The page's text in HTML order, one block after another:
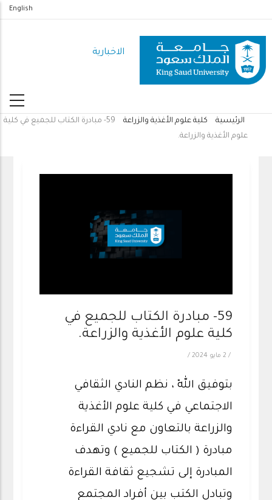
المحتوى
الرئيسي
English
الاخبارية
مسار
الرئيسية كلية علوم الأغذية والزراعة
59- مبادرة الكتاب للجميع في كلية
علوم الأغذية والزراعة.
59- مبادرة الكتاب للجميع في
كلية علوم الأغذية والزراعة.
/ 2 مايو 2024 /
بتوفيق اللهْ ، نظم النادي الثقافي
الاجتماعي في كلية علوم الأغذية
والزراعة بالتعاون مع نادي القراءة
مبادرة ( الكتاب للجميع ) وتهدف
المبادرة إلى تشجيع ثقافة القراءة
وتبادل الكتب بين أفراد المجتمع